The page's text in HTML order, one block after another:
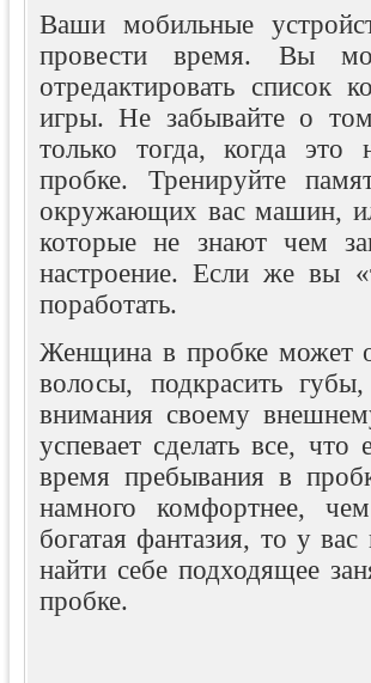
Ваши мобильные
провести время. Вы
отредактировать список
игры. Не забывайте о
только тогда, когда
пробке. Тренируйте
окружающих вас машин,
которые не знают чем
настроение. Если же вы
поработать.
Женщина в пробке может
волосы, подкрасить
внимания своему
успевает сделать все,
время пребывания в
намного комфортнее,
богатая фантазия, то у
найти себе подходящее
пробке.